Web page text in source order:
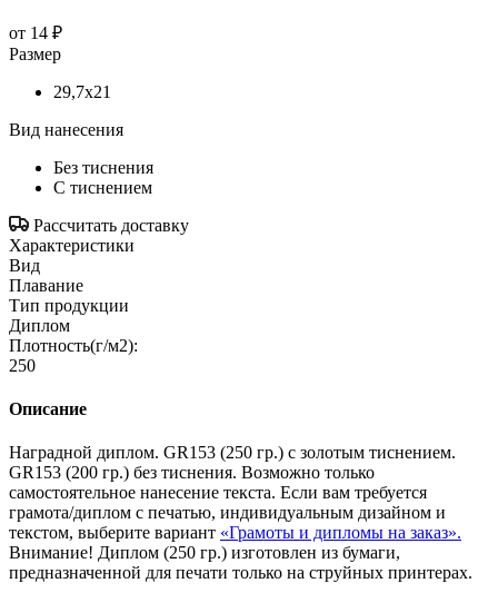
от 14 ₽
Размер
29,7x21
Вид нанесения
Без тиснения
С тиснением
Рассчитать доставку
Характеристики
Вид
Плавание
Тип продукции
Диплом
Плотность(г/м2):
250
Описание
Наградной диплом. GR153 (250 гр.) с золотым тиснением.
GR153 (200 гр.) без тиснения. Возможно только
самостоятельное нанесение текста. Если вам требуется
грамота/диплом с печатью, индивидуальным дизайном и
текстом, выберите вариант «Грамоты и дипломы на заказ».
Внимание! Диплом (250 гр.) изготовлен из бумаги,
предназначенной для печати только на струйных принтерах.